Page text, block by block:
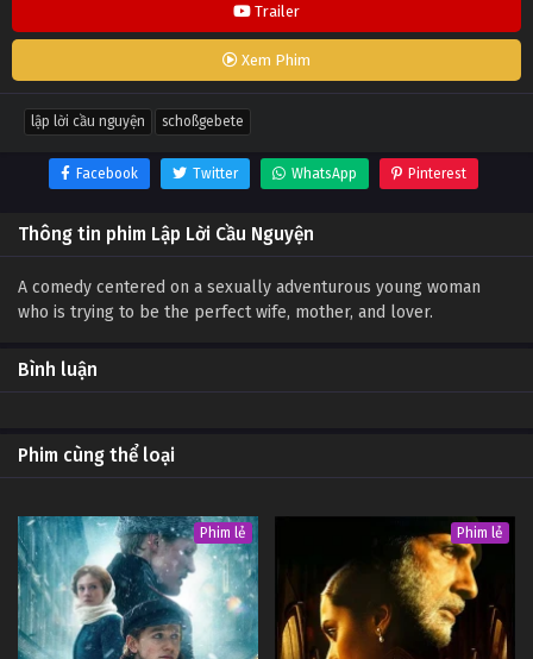
Trailer
Xem Phim
lập lời cầu nguyện schoßgebete
Facebook Twitter WhatsApp Pinterest
Thông tin phim Lập Lời Cầu Nguyện
A comedy centered on a sexually adventurous young woman
who is trying to be the perfect wife, mother, and lover.
Bình luận
Phim cùng thể loại
Phim lẻ Phim lẻ